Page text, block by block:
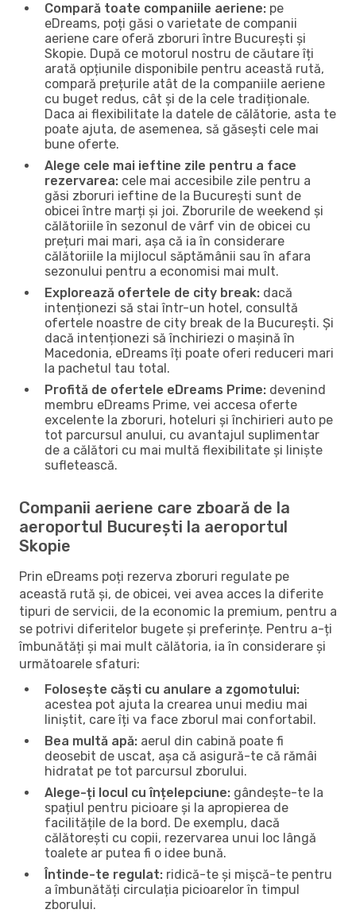
Compară toate companiile aeriene: pe
eDreams, poți găsi o varietate de companii
aeriene care oferă zboruri între București și
Skopie. După ce motorul nostru de căutare îți
arată opțiunile disponibile pentru această rută,
compară prețurile atât de la companiile aeriene
cu buget redus, cât și de la cele tradiționale.
Daca ai flexibilitate la datele de călătorie, asta te
poate ajuta, de asemenea, să găsești cele mai
bune oferte.
Alege cele mai ieftine zile pentru a face
rezervarea: cele mai accesibile zile pentru a
găsi zboruri ieftine de la București sunt de
obicei între marți și joi. Zborurile de weekend și
călătoriile în sezonul de vârf vin de obicei cu
prețuri mai mari, așa că ia în considerare
călătoriile la mijlocul săptămânii sau în afara
sezonului pentru a economisi mai mult.
Explorează ofertele de city break: dacă
intenționezi să stai într-un hotel, consultă
ofertele noastre de city break de la București. Și
dacă intenționezi să închiriezi o mașină în
Macedonia, eDreams îți poate oferi reduceri mari
la pachetul tau total.
Profită de ofertele eDreams Prime: devenind
membru eDreams Prime, vei accesa oferte
excelente la zboruri, hoteluri și închirieri auto pe
tot parcursul anului, cu avantajul suplimentar
de a călători cu mai multă flexibilitate și liniște
sufletească.
Companii aeriene care zboară de la
aeroportul București la aeroportul
Skopie
Prin eDreams poți rezerva zboruri regulate pe
această rută și, de obicei, vei avea acces la diferite
tipuri de servicii, de la economic la premium, pentru a
se potrivi diferitelor bugete și preferințe. Pentru a-ți
îmbunătăți și mai mult călătoria, ia în considerare și
următoarele sfaturi:
Folosește căști cu anulare a zgomotului:
acestea pot ajuta la crearea unui mediu mai
liniștit, care îți va face zborul mai confortabil.
Bea multă apă: aerul din cabină poate fi
deosebit de uscat, așa că asigură-te că rămâi
hidratat pe tot parcursul zborului.
Alege-ți locul cu înțelepciune: gândește-te la
spațiul pentru picioare și la apropierea de
facilitățile de la bord. De exemplu, dacă
călătorești cu copii, rezervarea unui loc lângă
toalete ar putea fi o idee bună.
Întinde-te regulat: ridică-te și mișcă-te pentru
a îmbunătăți circulația picioarelor în timpul
zborului.